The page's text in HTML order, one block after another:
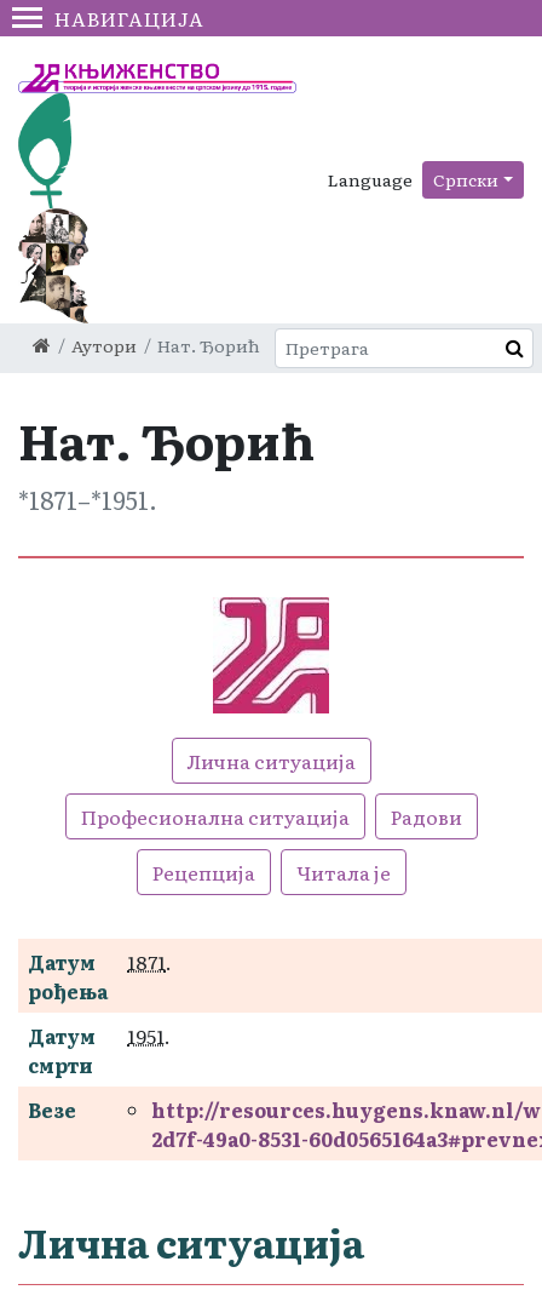
НАВИГАЦИЈА
Language Српски
Аутори Нат. Ђорић
Нат. Ђорић
1871– 1951.
Лична ситуација
Професионална ситуација
Радови
Рецепција
Читала је
Датум
рођења
1871.
Датум
смрти
1951.
Везе
http://resources.huygens.knaw.nl/
2d7f-49a0-8531-
Лична ситуација